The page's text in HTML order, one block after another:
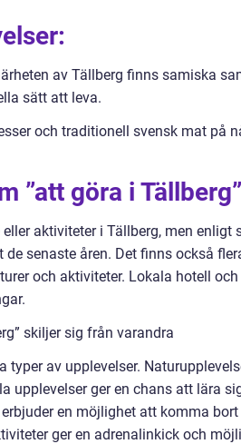
av Tällberg finns samiska
sätt att leva.
och traditionell svensk mat på
”att göra i Tällberg”
aktiviteter i Tällberg, men enligt
senaste åren. Det finns också
och aktiviteter. Lokala hotell
skiljer sig från varandra
typer av upplevelser.
upplevelser ger en chans att lära
en möjlighet att komma
ger en adrenalinkick och